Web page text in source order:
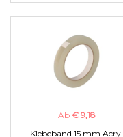
Ab € 9,18
Klebeband 15 mm Acryl